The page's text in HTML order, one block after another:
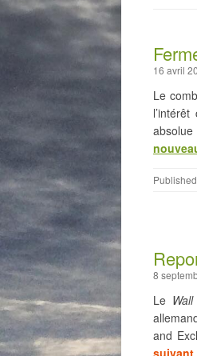
16 avril
Le
8
Le
and
suivant